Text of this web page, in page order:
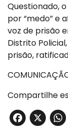
Questionado,
por “medo” e
voz de prisão
Distrito
prisão,
Compartilhe
X